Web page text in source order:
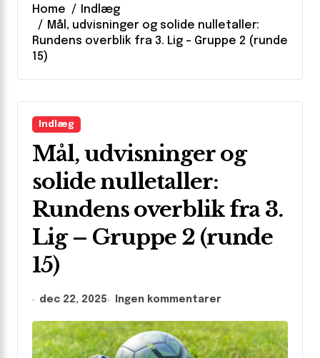
Home
Indlæg
Mål, udvisninger og solide nulletaller:
Rundens overblik fra 3. Lig – Gruppe 2 (runde
15)
Indlæg
Mål, udvisninger og
solide nulletaller:
Rundens overblik fra 3.
Lig – Gruppe 2 (runde
15)
dec 22, 2025 Ingen kommentarer